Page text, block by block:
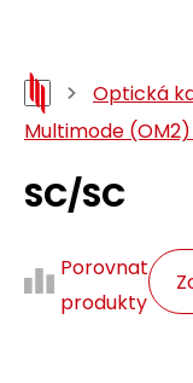
Optická
Multimode
SC/SC
Porovnat
produkty